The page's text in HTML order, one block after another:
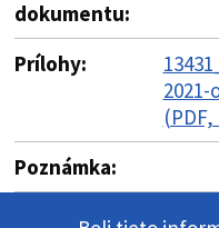
dokumentu:
Prílohy:
(PDF,
Poznámka: